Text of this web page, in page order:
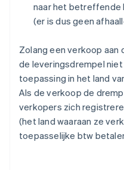
naar het betreffende
(er is dus geen
Zolang een verkoop
de leveringsdrempel
toepassing in het land
Als de verkoop de
verkopers zich
(het land waaraan ze
toepasselijke btw